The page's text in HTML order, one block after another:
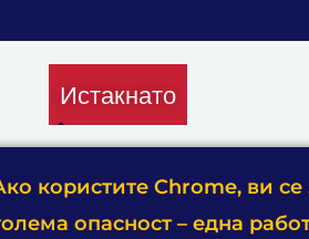
Истакнато
користите Chrome, ви се
опасност – една